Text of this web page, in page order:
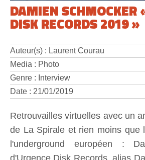
DAMIEN SCHMOCKER
DISK RECORDS 2019 »
Auteur(s) : Laurent Courau
Media : Photo
Genre : Interview
Date : 21/01/2019
Retrouvailles virtuelles avec un
de La Spirale et rien moins que
l'underground européen :
d'Urgence Disk Records, alias